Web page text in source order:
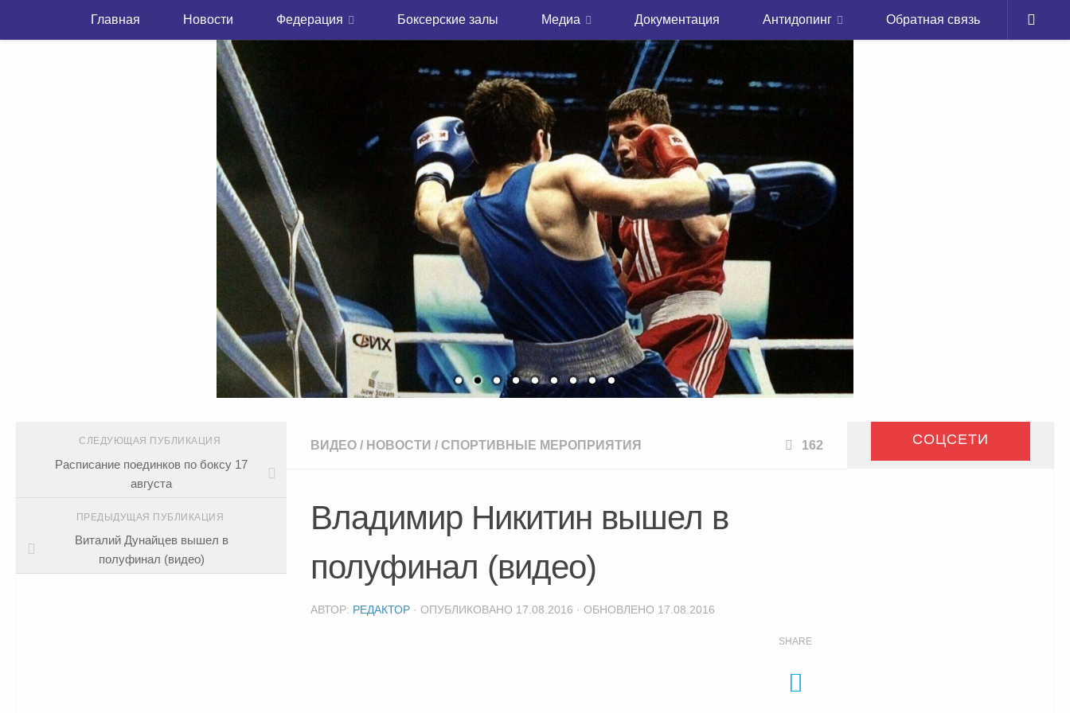
Главная Новости Федерация Боксерские залы Медиа Документация Антидопинг Обратная связь
ВИДЕО / НОВОСТИ / СПОРТИВНЫЕ МЕРОПРИЯТИЯ 162
Владимир Никитин вышел в
полуфинал (видео)
АВТОР: РЕДАКТОР · ОПУБЛИКОВАНО 17.08.2016 · ОБНОВЛЕНО 17.08.2016
SHARE
СЛЕДУЮЩАЯ ПУБЛИКАЦИЯ
Расписание поединков по боксу 17
августа
ПРЕДЫДУЩАЯ ПУБЛИКАЦИЯ
Виталий Дунайцев вышел в
полуфинал (видео)
СОЦСЕТИ